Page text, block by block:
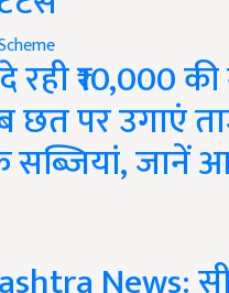
₹10,000 की
छत पर उगाएं
सब्जियां, जानें